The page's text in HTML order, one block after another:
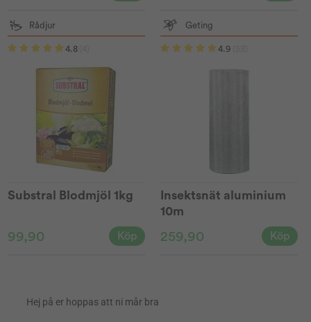
Rådjur
4.8
Substral Blodmjöl 1kg
99,90 Köp
Geting
4.9
Insektsnät aluminium
10m
259,90 Köp